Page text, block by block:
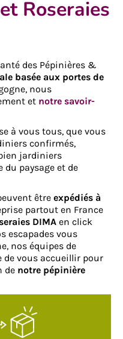
Roseraies
des Pépinières &
basée aux portes de
nous
et notre savoir-
à vous tous, que vous
confirmés,
jardiniers
paysage et de
être expédiés à
partout en France
DIMA en click
escapades vous
nos équipes de
de vous accueillir pour
de notre pépinière